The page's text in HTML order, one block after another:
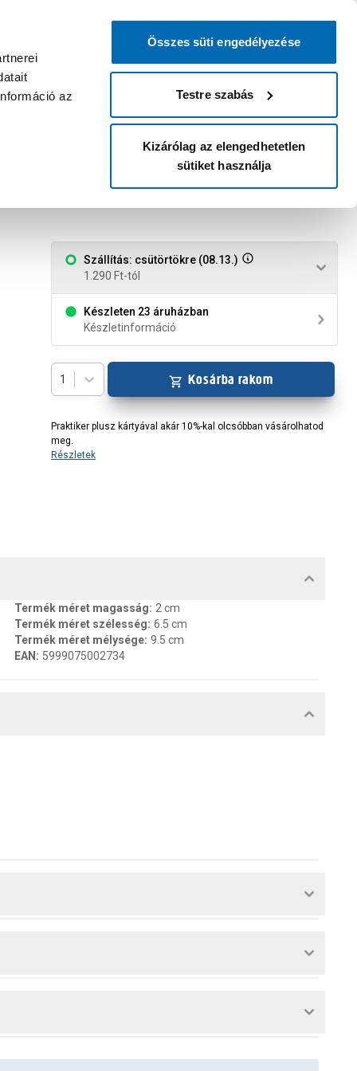
az
Összes süti engedélyezése
Testre szabás
Kizárólag az elengedhetetlen
sütiket használja
bejelentkezni?
Belépés Listáim
Áruházak és szolgáltatások
Szállítás: csütörtökre (08.13.)
1.290 Ft-tól
Készleten 23 áruházban
Készletinformáció
1 Kosárba rakom
Praktiker plusz kártyával akár 10%-kal olcsóbban vásárolhatod
meg.
Részletek
Termék méret magasság: 2 cm
Termék méret szélesség: 6.5 cm
Termék méret mélysége: 9.5 cm
EAN : 5999075002734